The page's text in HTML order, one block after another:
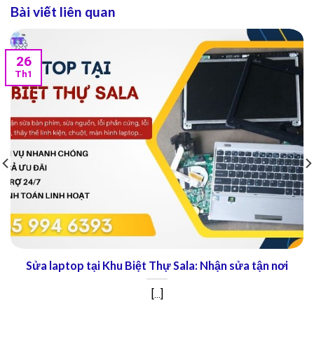
Bài viết liên quan
Sửa laptop tại Khu Biệt Thự Sala: Nhận sửa tận nơi
[...]
26
Th1